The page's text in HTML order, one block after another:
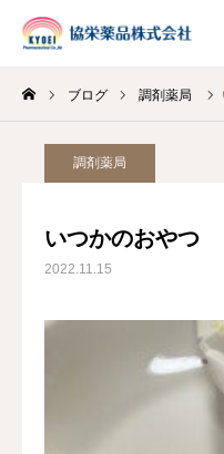
ブログ 調剤薬局
調剤薬局
いつかのおやつ
2022.11.15
INSTAGRAM
HOME